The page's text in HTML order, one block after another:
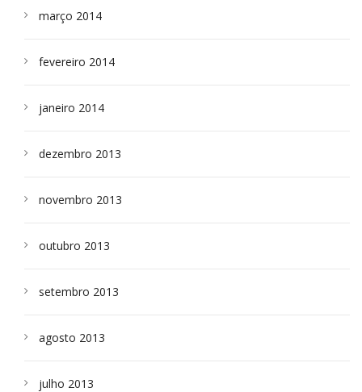
março 2014
fevereiro 2014
janeiro 2014
dezembro 2013
novembro 2013
outubro 2013
setembro 2013
agosto 2013
julho 2013